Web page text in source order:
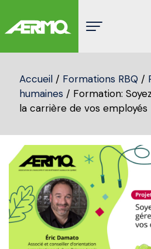
content
Accueil / Formations RBQ /
humaines / Formation:
la carrière de vos employés